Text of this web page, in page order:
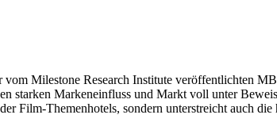
Milestone Research Institute veröffentlichten
starken Markeneinfluss und Markt voll unter
Film-Themenhotels, sondern unterstreicht auch